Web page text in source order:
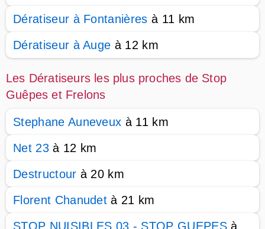
Dératiseur à Fontanières à 11 km
Dératiseur à Auge à 12 km
Les Dératiseurs les plus proches de Stop
Guêpes et Frelons
Stephane Auneveux à 11 km
Net 23à 12 km
Destructour à 20 km
Florent Chanudet à 21 km
STOP NUISIBLES 03 - STOP GUEPESà